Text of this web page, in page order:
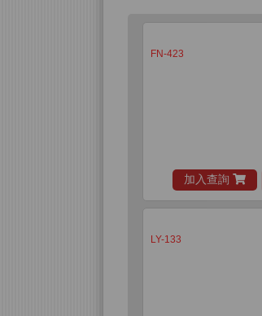
FN-423
加入查詢
LY-133